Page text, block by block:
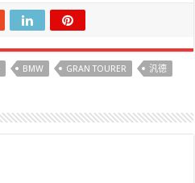
BMW GRAN TOURER 汎德